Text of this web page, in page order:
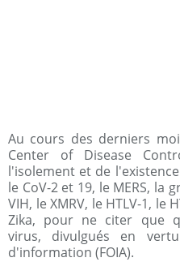
Au cours des derniers
Center of Disease
l'isolement et de
le CoV-2 et 19, le MERS, la
VIH, le XMRV, le HTLV-1, le
Zika, pour ne citer que
virus, divulgués en
d'information (FOIA).